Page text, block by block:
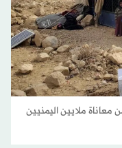
ملايين اليمنيين